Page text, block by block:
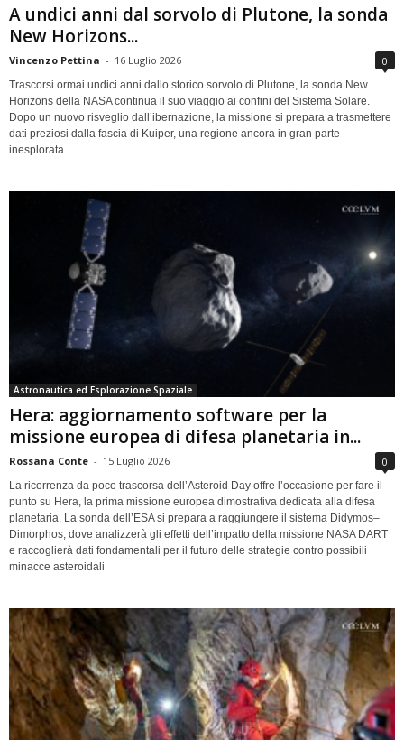
A undici anni dal sorvolo di Plutone, la sonda
New Horizons...
Vincenzo Pettina - 16 Luglio 2026 0
Trascorsi ormai undici anni dallo storico sorvolo di Plutone, la sonda New
Horizons della NASA continua il suo viaggio ai confini del Sistema Solare.
Dopo un nuovo risveglio dall’ibernazione, la missione si prepara a trasmettere
dati preziosi dalla fascia di Kuiper, una regione ancora in gran parte
inesplorata
Astronautica ed Esplorazione Spaziale
Hera: aggiornamento software per la
missione europea di difesa planetaria in...
Rossana Conte - 15 Luglio 2026 0
La ricorrenza da poco trascorsa dell’Asteroid Day offre l’occasione per fare il
punto su Hera, la prima missione europea dimostrativa dedicata alla difesa
planetaria. La sonda dell’ESA si prepara a raggiungere il sistema Didymos–
Dimorphos, dove analizzerà gli effetti dell’impatto della missione NASA DART
e raccoglierà dati fondamentali per il futuro delle strategie contro possibili
minacce asteroidali